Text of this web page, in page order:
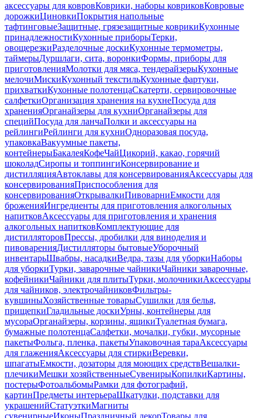
аксессуары для ковровКоврики, наборы ковриковКовровые
дорожкиЦиновкиПокрытия напольные
тафтинговыеЗащитные, грязезащитные коврикиКухонные
принадлежностиКухонные приборыТерки,
овощерезкиРазделочные доскиКухонные термометры,
таймерыДуршлаги, сита, воронкиФормы, приборы для
приготовленияМолотки для мяса, тендерайзерыКухонные
мелочиМискиКухонный текстильКухонные фартуки,
прихваткиКухонные полотенцаСкатерти, сервировочные
салфеткиОрганизация хранения на кухнеПосуда для
храненияОрганайзеры для кухниОрганайзеры для
специйПосуда для ланчаПолки и аксессуары на
рейлингиРейлинги для кухниОдноразовая посуда,
упаковкаВакуумные пакеты,
контейнерыБакалеяКофеЧайЦикорий, какао, горячий
шоколадСиропы и топпингиКонсервирование и
дистилляцияАвтоклавы для консервированияАксессуары для
консервированияПриспособления для
консервированияОткрывалкиПивоварниЕмкости для
броженияИнгредиенты для приготовления алкогольных
напитковАксессуары для приготовления и хранения
алкогольных напитковКомплектующие для
дистилляторовПрессы, дробилки для виноделия и
пивоваренияДистилляторы бытовыеУборочный
инвентарьШвабры, насадкиВедра, тазы для уборкиНаборы
для уборкиТурки, заварочные чайникиЧайники заварочные,
кофейникиЧайники для плитыТурки, молочникиАксессуары
для чайников, электрочайниковФильтры-
кувшиныХозяйственные товарыСушилки для белья,
прищепкиГладильные доскиУрны, контейнеры для
мусораОрганайзеры, корзины, ящикиТуалетная бумага,
бумажные полотенцаСалфетки, мочалки, губки, мусорные
пакетыФольга, пленка, пакетыУпаковочная тараАксессуары
для глаженияАксессуары для стиркиВеревки,
шпагатыЕмкости, дозаторы для моющих средствВешалки-
плечикиМешки хозяйственныеСувенирыКопилкиКартины,
постерыФотоальбомыРамки для фотографий,
картинПредметы интерьераШкатулки, подставки для
украшенийСтатуэткиМагниты
сувенирныеИконыПраздничный декорТовары для